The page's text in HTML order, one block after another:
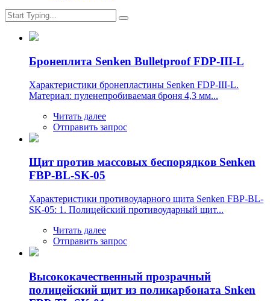
Бронеплита Senken Bulletproof FDP-III-L
Характеристики бронепластины Senken FDP-III-L.
Материал: пуленепробиваемая броня 4,3 мм...
Читать далее
Отправить запрос
Щит против массовых беспорядков Senken
FBP-BL-SK-05
Характеристики противоударного щита Senken FBP-BL-
SK-05: 1. Полицейский противоударный щит...
Читать далее
Отправить запрос
Высококачественный прозрачный
полицейский щит из поликарбоната Snken